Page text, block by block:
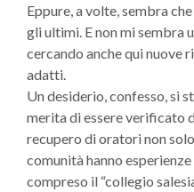
Eppure, a volte, sembra
gli ultimi. E non mi sembra
cercando anche qui nuove
adatti.
Un desiderio, confesso, si
merita di essere verificato
recupero di oratori non
comunità hanno
compreso il “collegio